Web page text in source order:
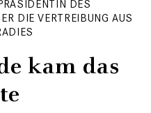
DES
DIE VERTREIBUNG AUS
kam das